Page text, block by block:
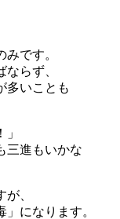
です。
らず、
多いことも
三進もいかな
、
になります。